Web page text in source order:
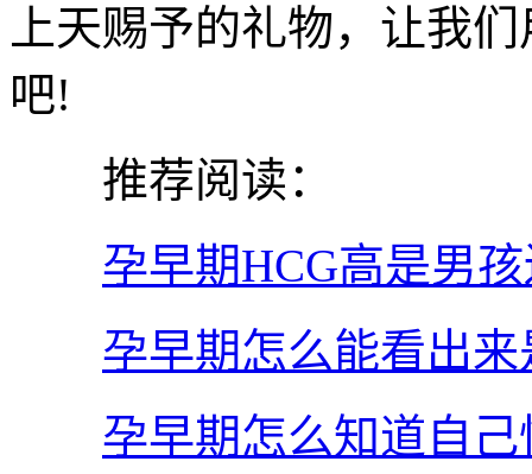
上天赐予的礼物，让我
吧!
推荐阅读：
孕早期HCG高是男
孕早期怎么能看出
孕早期怎么知道自